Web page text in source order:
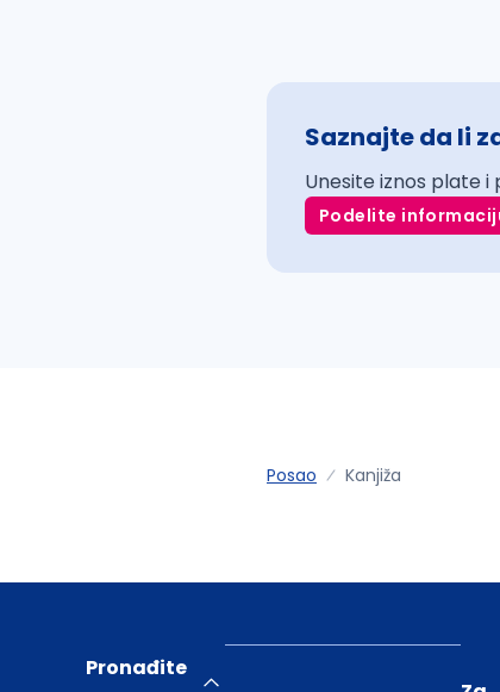
Saznajte da li
Unesite iznos plate i
Podelite
Posao Kanjiža
Pronađite